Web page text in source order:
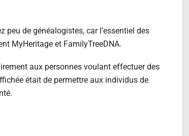
peu de généalogistes, car l’essentiel des
MyHeritage et FamilyTreeDNA.
aux personnes voulant effectuer des
était de permettre aux individus de